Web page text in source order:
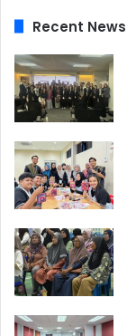
Recent News